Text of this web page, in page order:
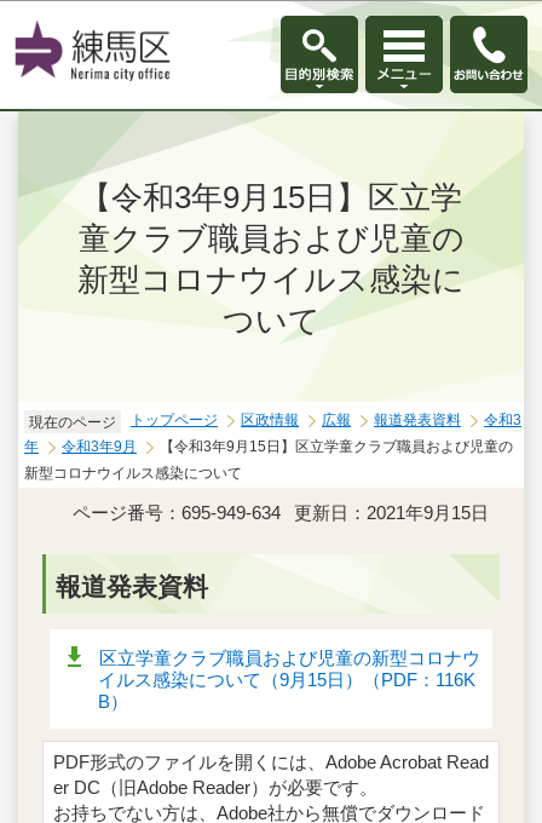
このページの本文へ移動
【令和3年9月15日】区立学
童クラブ職員および児童の
新型コロナウイルス感染に
ついて
現在のページ トップページ 区政情報 広報 報道発表資料
令和3
年
令和3年9月
【令和3年9月15日】区立学童クラブ職員および児童の
新型コロナウイルス感染について
ページ番号：695-949-634 更新日：2021年9月15日
報道発表資料
区立学童クラブ職員および児童の新型コロナウ
イルス感染について（9月15日）（PDF：116K
B）
PDF形式のファイルを開くには、Adobe Acrobat Read
er DC（旧Adobe Reader）が必要です。
お持ちでない方は、Adobe社から無償でダウンロード